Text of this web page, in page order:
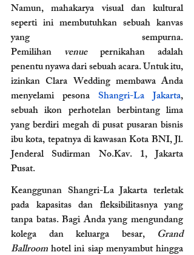
Namun, mahakarya visual dan kultural
seperti ini membutuhkan sebuah kanvas
yang sempurna.
Pemilihan venue pernikahan adalah
penentu nyawa dari sebuah acara. Untuk itu,
izinkan Clara Wedding membawa Anda
menyelami pesona Shangri-La Jakarta,
sebuah ikon perhotelan berbintang lima
yang berdiri megah di pusat pusaran bisnis
ibu kota, tepatnya di kawasan Kota BNI, Jl.
Jenderal Sudirman No.Kav. 1, Jakarta
Pusat.
Keanggunan Shangri-La Jakarta terletak
pada kapasitas dan fleksibilitasnya yang
tanpa batas. Bagi Anda yang mengundang
kolega dan keluarga besar, Grand
Ballroom hotel ini siap menyambut hingga